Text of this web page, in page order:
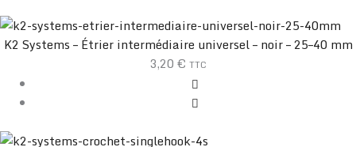
K2 Systems – Étrier intermédiaire universel – noir – 25–40 mm
3,20 € TTC